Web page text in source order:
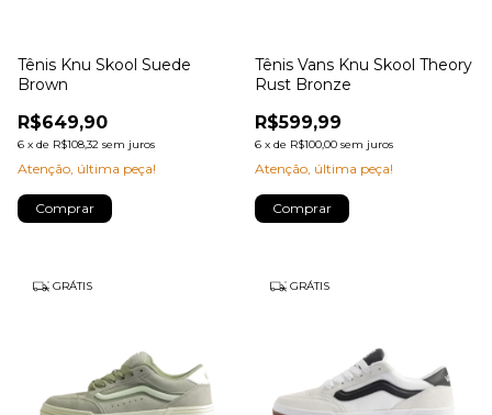
Tênis Knu Skool Suede
Brown
R$649,90
6 x de R$108,32 sem juros
Atenção, última peça!
Comprar
Tênis Vans Knu Skool Theory
Rust Bronze
R$599,99
6 x de R$100,00 sem juros
Atenção, última peça!
Comprar
GRÁTIS GRÁTIS